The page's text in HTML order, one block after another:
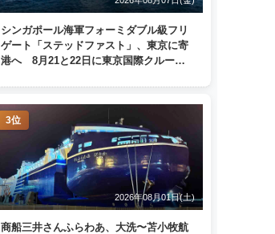
シンガポール海軍フォーミダブル級フリ
ゲート「ステッドファスト」、東京に寄
港へ 8月21と22日に東京国際クルーズ
3位
2026年08月01日(土)
商船三井さんふらわあ、大洗〜苫小牧航